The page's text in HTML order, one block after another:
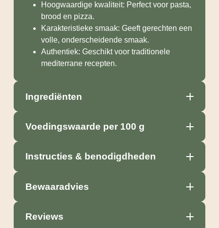
Hoogwaardige kwaliteit: Perfect voor pasta,
brood en pizza.
Karakteristieke smaak: Geeft gerechten een
volle, onderscheidende smaak.
Authentiek: Geschikt voor traditionele
mediterrane recepten.
Ingrediënten
Voedingswaarde per 100 g
Instructies & benodigdheden
Bewaaradvies
Reviews